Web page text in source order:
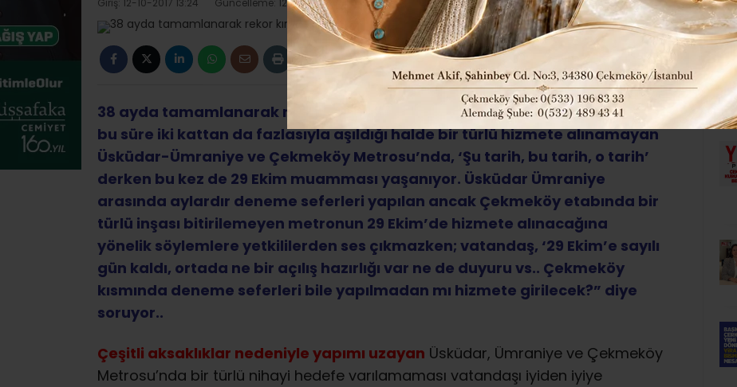
Giriş: 12-10-2017 13:24 Güncelleme: 12-10-2017 13:26 293 Tüm Manşetler
38 ayda tamamlanarak rekor kırma hedefiyle yapımına başlanan fakat
bu süre iki kattan da fazlasıyla aşıldığı halde bir türlü hizmete alınamayan
Üsküdar-Ümraniye ve Çekmeköy Metrosu’nda, ‘Şu tarih, bu tarih, o tarih’
derken bu kez de 29 Ekim muamması yaşanıyor. Üsküdar Ümraniye
arasında aylardır deneme seferleri yapılan ancak Çekmeköy etabında bir
türlü inşası bitirilemeyen metronun 29 Ekim’de hizmete alınacağına
yönelik söylemlere yetkililerden ses çıkmazken; vatandaş, ‘29 Ekim’e sayılı
gün kaldı, ortada ne bir açılış hazırlığı var ne de duyuru vs.. Çekmeköy
kısmında deneme seferleri bile yapılmadan mı hizmete girilecek?” diye
soruyor..
Çeşitli aksaklıklar nedeniyle yapımı uzayan Üsküdar, Ümraniye ve Çekmeköy
Metrosu’nda bir türlü nihayi hedefe varılamaması vatandaşı iyiden iyiye